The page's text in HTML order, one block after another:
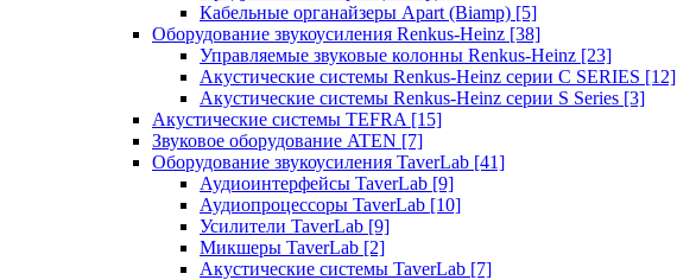
Кабельные органайзеры Apart (Biamp) [5]
Оборудование звукоусиления Renkus-Heinz [38]
Управляемые звуковые колонны Renkus-Heinz [23]
Акустические системы Renkus-Heinz серии C SERIES [12]
Акустические системы Renkus-Heinz серии S Series [3]
Акустические системы TEFRA [15]
Звуковое оборудование ATEN [7]
Оборудование звукоусиления TaverLab [41]
Аудиоинтерфейсы TaverLab [9]
Аудиопроцессоры TaverLab [10]
Усилители TaverLab [9]
Микшеры TaverLab [2]
Акустические системы TaverLab [7]